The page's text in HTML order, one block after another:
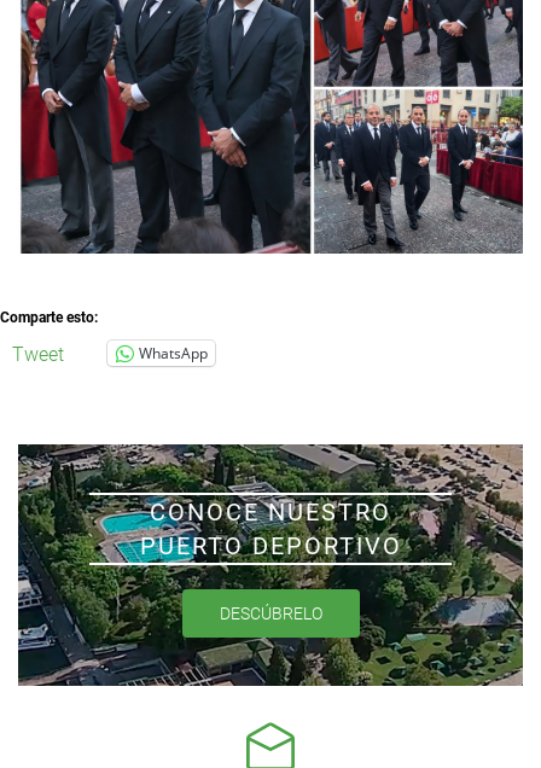
Comparte esto:
Tweet WhatsApp
CONOCE NUESTRO
PUERTO DEPORTIVO
DESCÚBRELO